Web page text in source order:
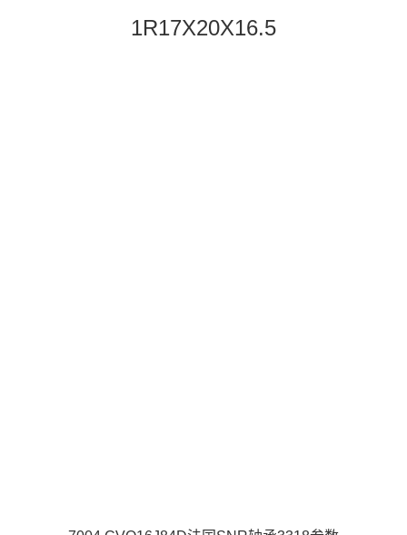
1R17X20X16.5